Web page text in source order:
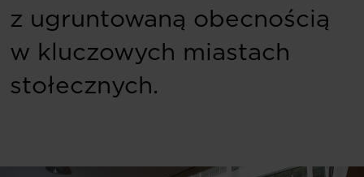
z ugruntowaną obecnością
w kluczowych miastach
stołecznych.